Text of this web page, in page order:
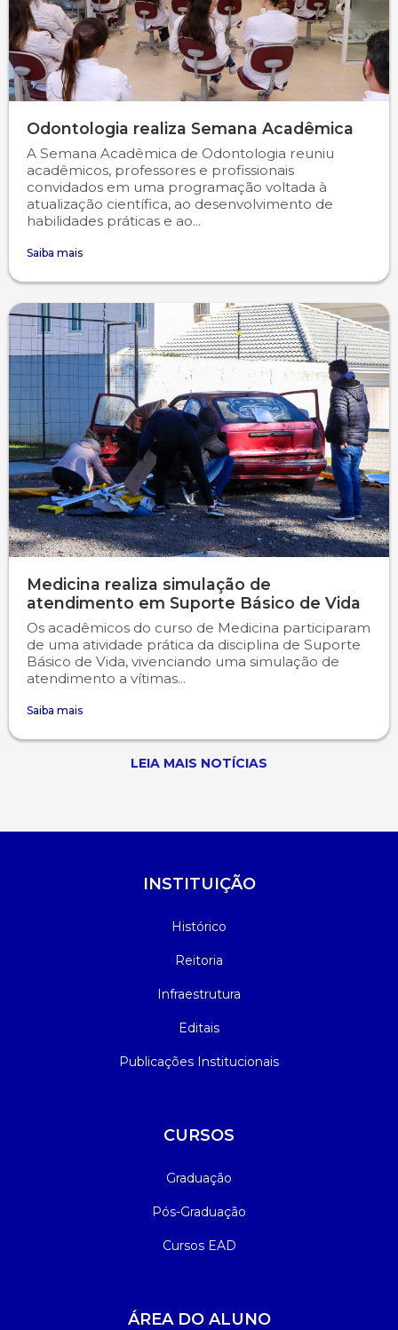
Odontologia realiza Semana Acadêmica
A Semana Acadêmica de Odontologia reuniu
acadêmicos, professores e profissionais
convidados em uma programação voltada à
atualização científica, ao desenvolvimento de
habilidades práticas e ao...
Saiba mais
Medicina realiza simulação de
atendimento em Suporte Básico de Vida
Os acadêmicos do curso de Medicina participaram
de uma atividade prática da disciplina de Suporte
Básico de Vida, vivenciando uma simulação de
atendimento a vítimas...
Saiba mais
LEIA MAIS NOTÍCIAS
INSTITUIÇÃO
Histórico
Reitoria
Infraestrutura
Editais
Publicações Institucionais
CURSOS
Graduação
Pós-Graduação
Cursos EAD
ÁREA DO ALUNO